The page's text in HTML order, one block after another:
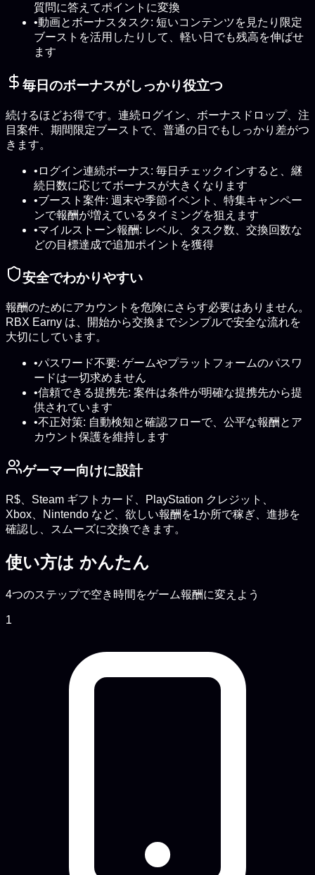
質問に答えてポイントに変換
•動画とボーナスタスク: 短いコンテンツを見たり限定
ブーストを活用したりして、軽い日でも残高を伸ばせ
ます
毎日のボーナスがしっかり役立つ
続けるほどお得です。連続ログイン、ボーナスドロップ、注
目案件、期間限定ブーストで、普通の日でもしっかり差がつ
きます。
• ログイン連続ボーナス: 毎日チェックインすると、継
続日数に応じてボーナスが大きくなります
•ブースト案件: 週末や季節イベント、特集キャンペー
ンで報酬が増えているタイミングを狙えます
•マイルストーン報酬: レベル、タスク数、交換回数な
どの目標達成で追加ポイントを獲得
安全でわかりやすい
報酬のためにアカウントを危険にさらす必要はありません。
RBX Earny は、開始から交換までシンプルで安全な流れを
大切にしています。
•パスワード不要: ゲームやプラットフォームのパスワ
ードは一切求めません
•信頼できる提携先: 案件は条件が明確な提携先から提
供されています
•不正対策: 自動検知と確認フローで、公平な報酬とア
カウント保護を維持します
ゲーマー向けに設計
R$、Steam ギフトカード、PlayStation クレジット、
Xbox、Nintendo など、欲しい報酬を1か所で稼ぎ、進捗を
確認し、スムーズに交換できます。
使い方は かんたん
4つのステップで空き時間をゲーム報酬に変えよう
1